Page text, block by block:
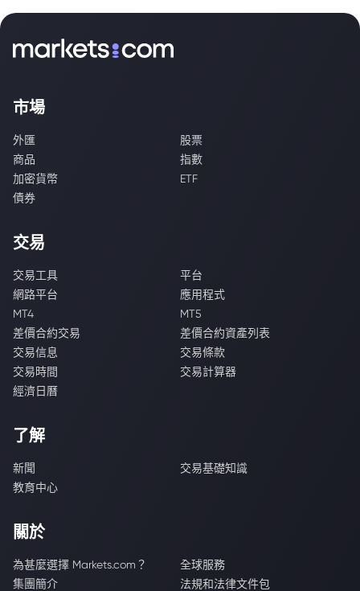
市場
外匯
股票
商品
指數
加密貨幣
ETF
債券
交易
交易工具
平台
網路平台
應用程式
MT4
MT5
差價合約交易
差價合約資產列表
交易信息
交易條款
交易時間
交易計算器
經濟日曆
了解
新聞
交易基礎知識
教育中心
關於
為甚麼選擇 Markets.com？
全球服務
集團簡介
法規和法律文件包